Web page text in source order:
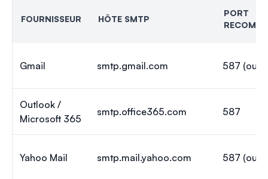
FOURNISSEUR HÔTE SMTP
PORT
Gmail smtp.gmail.com 587 (ou
Outlook /
Microsoft 365
smtp.office365.com 587
Yahoo Mail smtp.mail.yahoo.com 587 (ou